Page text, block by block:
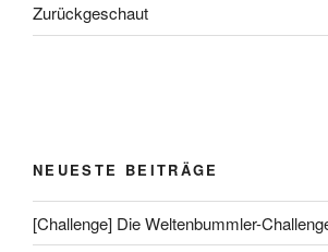
Zurückgeschaut
NEUESTE BEITRÄGE
[Challenge] Die Weltenbummler-